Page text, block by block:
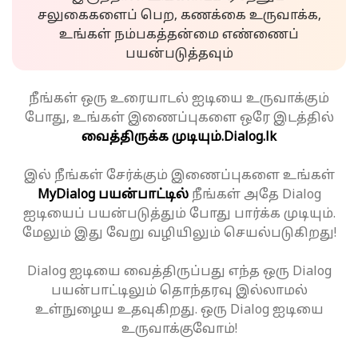
சலுகைகளைப் பெற, கணக்கை உருவாக்க,
உங்கள் நம்பகத்தன்மை எண்ணைப்
பயன்படுத்தவும்
நீங்கள் ஒரு உரையாடல் ஐடியை உருவாக்கும்
போது, உங்கள் இணைப்புகளை ஒரே இடத்தில்
வைத்திருக்க முடியும்.Dialog.lk
இல் நீங்கள் சேர்க்கும் இணைப்புகளை உங்கள்
MyDialog பயன்பாட்டில்நீங்கள் அதே Dialog
ஐடியைப் பயன்படுத்தும் போது பார்க்க முடியும்.
மேலும் இது வேறு வழியிலும் செயல்படுகிறது!
Dialog ஐடியை வைத்திருப்பது எந்த ஒரு Dialog
பயன்பாட்டிலும் தொந்தரவு இல்லாமல்
உள்நுழைய உதவுகிறது. ஒரு Dialog ஐடியை
உருவாக்குவோம்!